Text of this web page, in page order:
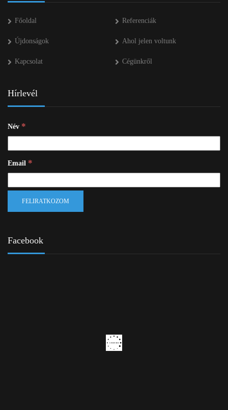
Főoldal Referenciák
Újdonságok Ahol jelen voltunk
Kapcsolat Cégünkről
Hírlevél
Név *
Email *
Facebook